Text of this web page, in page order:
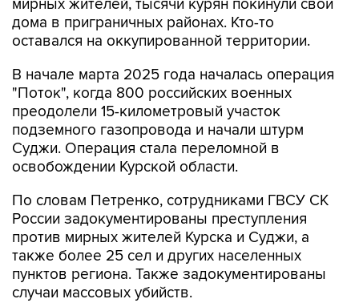
мирных жителей, тысячи курян покинули свои
дома в приграничных районах. Кто-то
оставался на оккупированной территории.
В начале марта 2025 года началась операция
"Поток", когда 800 российских военных
преодолели 15-километровый участок
подземного газопровода и начали штурм
Суджи. Операция стала переломной в
освобождении Курской области.
По словам Петренко, сотрудниками ГВСУ СК
России задокументированы преступления
против мирных жителей Курска и Суджи, а
также более 25 сел и других населенных
пунктов региона. Также задокументированы
случаи массовых убийств.